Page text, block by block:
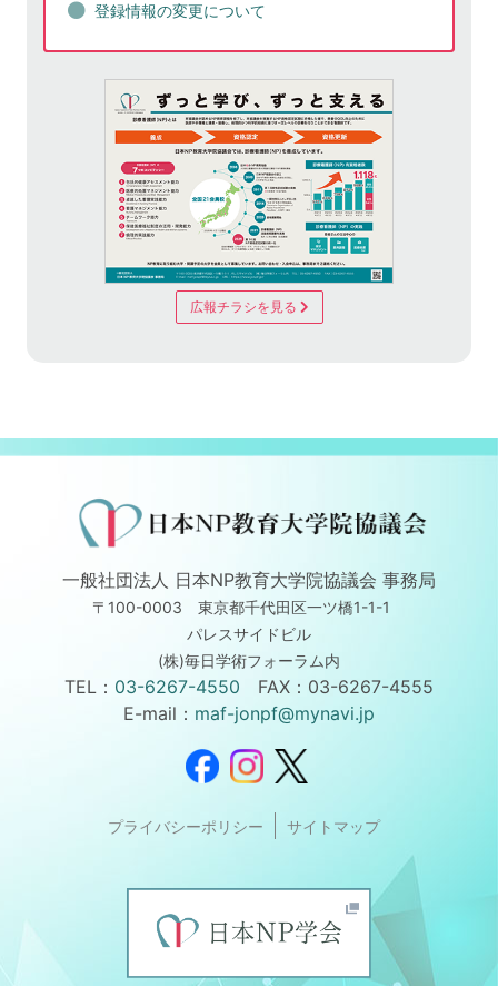
登録情報の変更について
広報チラシを見る
一般社団法人 日本NP教育大学院協議会 事務局
〒100-0003 東京都千代田区一ツ橋1-1-1
パレスサイドビル
(株)毎日学術フォーラム内
TEL： 03-6267-4550 FAX：03-6267-4555
E-mail： maf-jonpf@mynavi.jp
プライバシーポリシー サイトマップ